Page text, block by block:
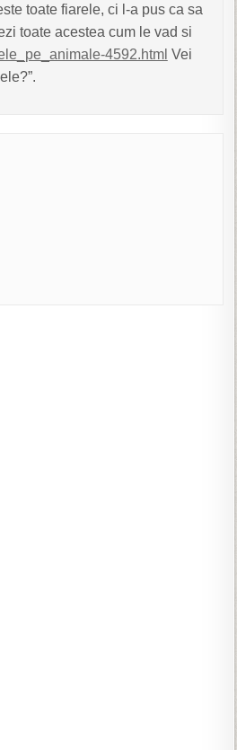
toate fiarele, ci l-a pus ca sa
toate acestea cum le vad si
4592.html Vei